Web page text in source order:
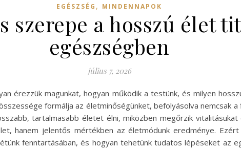
EGÉSZSÉG , MINDENNAPOK
szerepe a hosszú élet
egészségben
július 7, 2026
érezzük magunkat, hogyan működik a testünk, és milyen
formálja az életminőségünket, befolyásolva nemcsak a
tartalmasabb életet élni, miközben megőrzik
hanem jelentős mértékben az életmódunk eredménye.
fenntartásában, és hogyan tehetünk tudatos lépéseket az